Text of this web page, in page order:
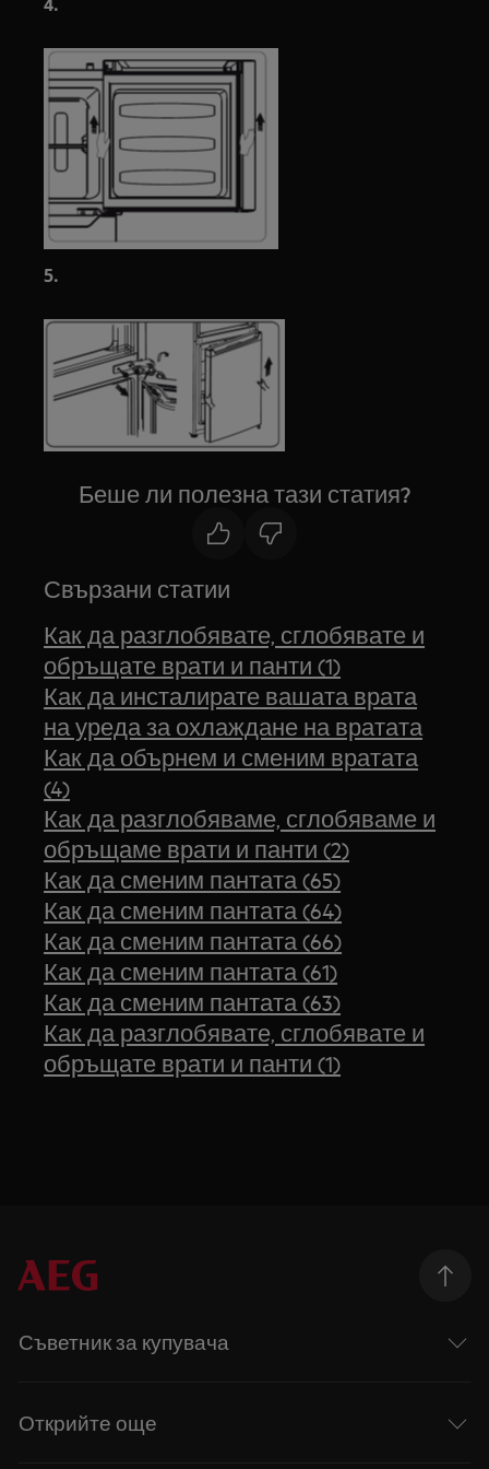
5.
Беше ли полезна тази статия?
Свързани статии
Как да разглобявате, сглобявате и
обръщате врати и панти (1)
Как да инсталирате вашата врата
на уреда за охлаждане на вратата
Как да обърнем и сменим вратата
(4)
Как да разглобяваме, сглобяваме и
обръщаме врати и панти (2)
Как да сменим пантата (65)
Как да сменим пантата (64)
Как да сменим пантата (66)
Как да сменим пантата (61)
Как да сменим пантата (63)
Как да разглобявате, сглобявате и
обръщате врати и панти (1)
Съветник за купувача
Открийте още